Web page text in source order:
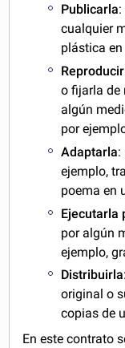
Publicarla
cualquier
plástica
o fijarla de
algún
por
Adaptarla:
ejemplo,
poema en
Ejecutarla
por algún
ejemplo,
Distribuirla
original o
copias de
En este contrato